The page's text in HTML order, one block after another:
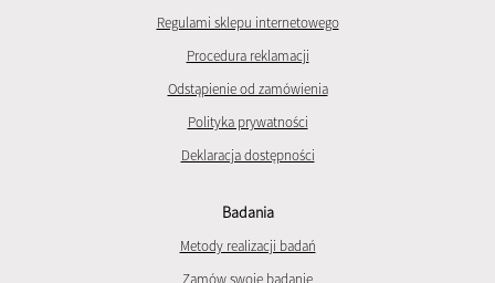
Regulami sklepu internetowego
Procedura reklamacji
Odstąpienie od zamówienia
Polityka prywatności
Deklaracja dostępności
Badania
Metody realizacji badań
Zamów swoje badanie